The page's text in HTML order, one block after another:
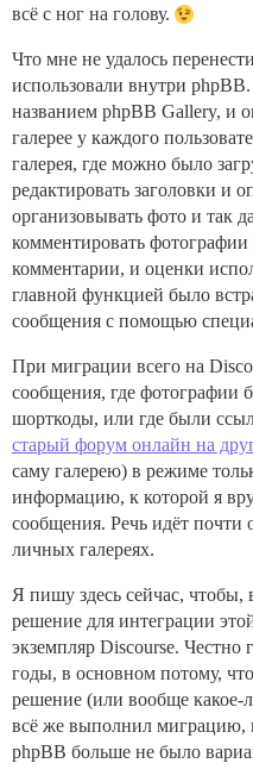
всё с ног на голову.
Что мне не удалось
использовали внутри
названием phpBB Gallery, и
галерее у каждого
галерея, где можно было
редактировать заголовки и
организовывать фото и так
комментировать
комментарии, и оценки
главной функцией было
сообщения с помощью
При миграции всего на
сообщения, где фотографии
шорткоды, или где были
старый форум онлайн на
саму галерею) в режиме
информацию, к которой я
сообщения. Речь идёт почти
личных галереях.
Я пишу здесь сейчас,
решение для интеграции
экземпляр Discourse. Честно
годы, в основном потому,
решение (или вообще какое-
всё же выполнил миграцию,
phpBB больше не было